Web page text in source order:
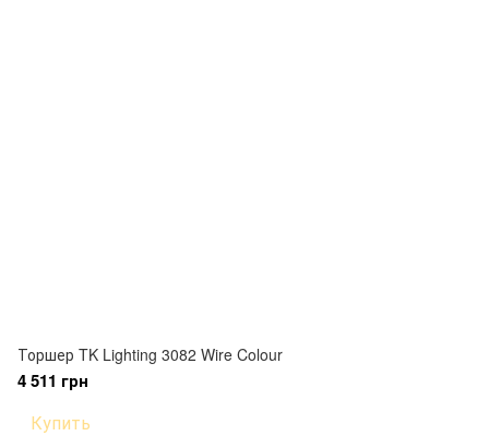
Торшер TK Lighting 3082 Wire Colour
4 511 грн
Купить